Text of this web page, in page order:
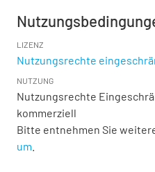
LIZENZ
Nutzungsrechte
NUTZUNG
Nutzungsrechte
kommerziell
Bitte entnehmen Sie
um